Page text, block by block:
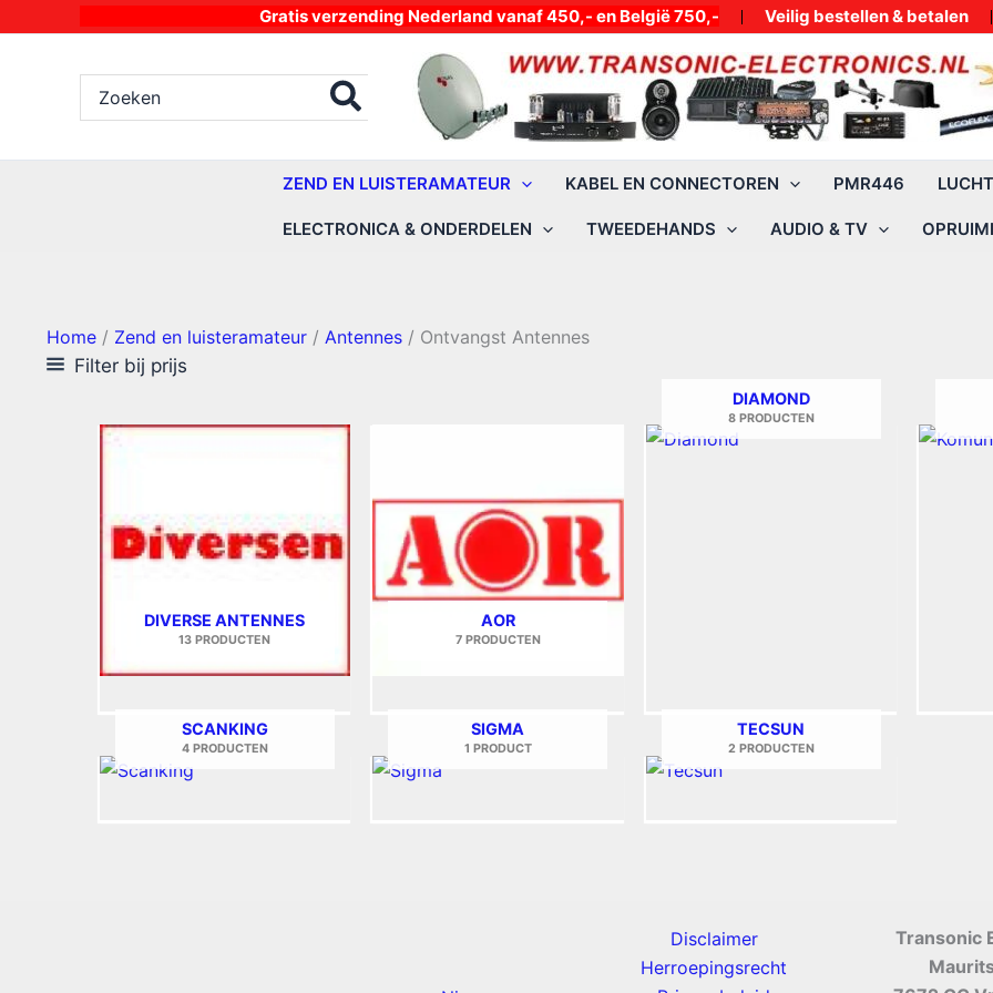
Gratis verzending Nederland vanaf 450,- en België 750,- Veilig bestellen & betalen
naar:
ZEND EN LUISTERAMATEUR KABEL EN CONNECTOREN PMR446
ELECTRONICA & ONDERDELEN TWEEDEHANDS AUDIO & TV
Home/ Zend en luisteramateur/ Antennes/ Ontvangst Antennes
Filter bij prijs
DIVERSE ANTENNES
13 PRODUCTEN
AOR
7 PRODUCTEN
DIAMOND
8 PRODUCTEN
SCANKING
4 PRODUCTEN
SIGMA
1 PRODUCT
TECSUN
2 PRODUCTEN
Disclaimer
Herroepingsrecht
Transonic